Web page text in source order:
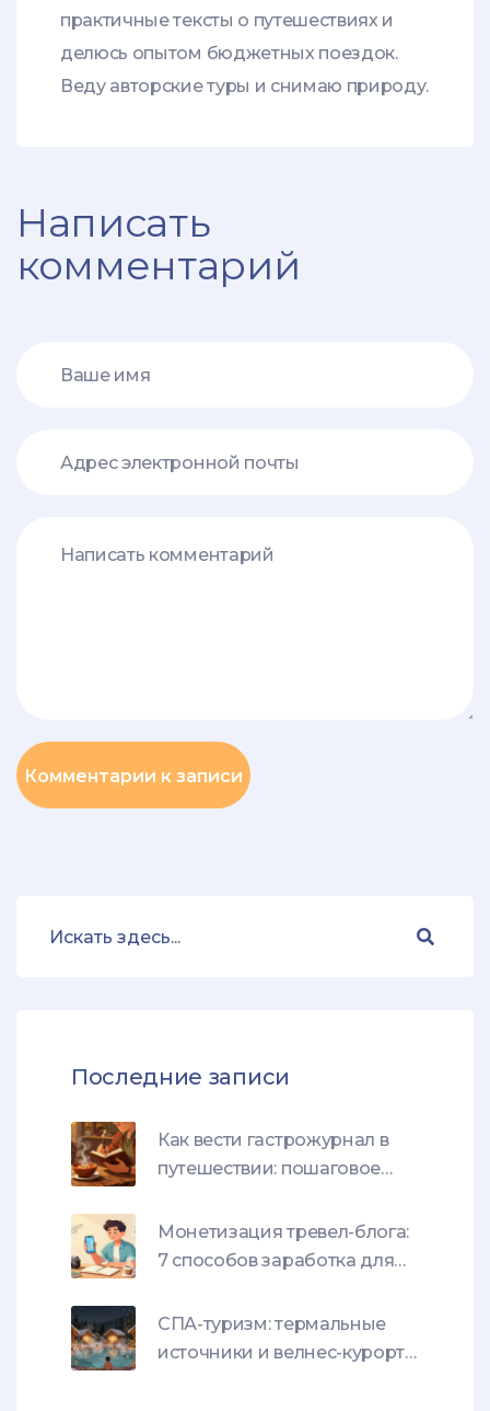
практичные тексты о путешествиях и
делюсь опытом бюджетных поездок.
Веду авторские туры и снимаю природу.
Написать
комментарий
Комментарии к записи
Последние записи
Как вести гастрожурнал в
путешествии: пошаговое
рейтингам
Монетизация тревел-блога:
7 способов заработка для
СПА-туризм: термальные
источники и велнес-курорты